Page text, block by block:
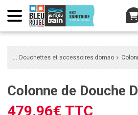
Douchettes et accessoires domao
Colonne de Douche
479.96€ TTC